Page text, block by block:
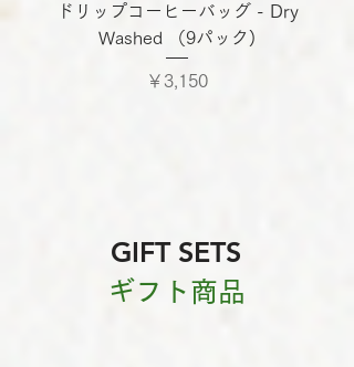
ドリップコーヒーバッグ - Dry
Washed （9パック)
価格
￥3,150
GIFT SETS
ギフト商品